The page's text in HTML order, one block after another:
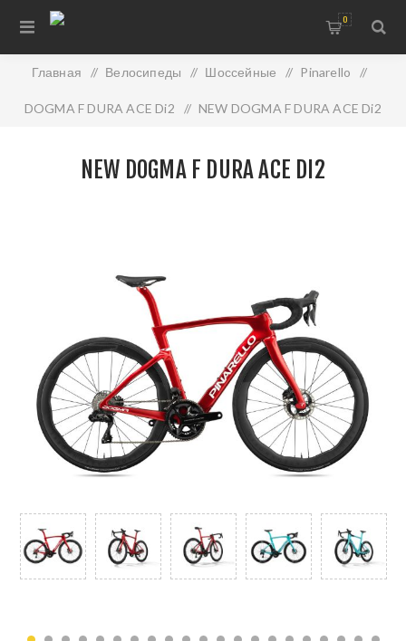
0
Главная / Велосипеды / Шоссейные / Pinarello /
DOGMA F DURA ACE Di2 / NEW DOGMA F DURA ACE Di2
NEW DOGMA F DURA ACE DI2